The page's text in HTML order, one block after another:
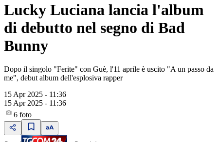
Lucky Luciana lancia l'album
di debutto nel segno di Bad
Bunny
Dopo il singolo "Ferite" con Guè, l'11 aprile è uscito "A un passo da
me", debut album dell'esplosiva rapper
15 Apr 2025 - 11:36
15 Apr 2025 - 11:36
6 foto